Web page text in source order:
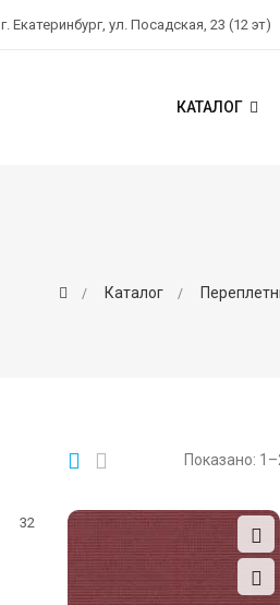
г. Екатеринбург, ул. Посадская, 23 (12 эт)
КАТАЛОГ
Каталог
32
Показано: